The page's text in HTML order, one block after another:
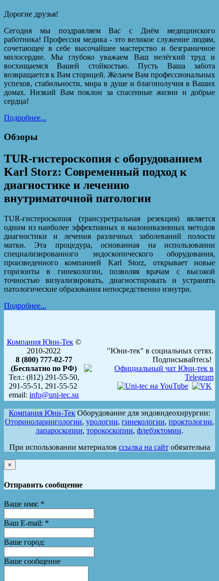
Дорогие друзья!
Сегодня мы поздравляем Вас с Днём медицинского
работника! Профессия медика - это великое служение людям,
сочетающее в себе высочайшее мастерство и безграничное
милосердие. Мы глубоко уважаем Ваш нелёгкий труд и
восхищаемся Вашей стойкостью. Пусть Ваша забота
возвращается к Вам сторицей. Желаем Вам профессиональных
успехов, стабильности, мира в душе и благополучия в Ваших
домах. Низкий Вам поклон за спасенные жизни и добрые
сердца!
Подробнее...
Обзоры
TUR-гистероскопия с оборудованием
Karl Storz: Современный подход к
диагностике и лечению
внутриматочной патологии
TUR-гистероскопия (трансуретральная резекция) является
одним из наиболее эффективных и малоинвазивных методов
диагностики и лечения различных заболеваний полости
матки. Эта процедура, основанная на использовании
специализированного эндоскопического оборудования,
произведенного компанией Karl Storz, открывает новые
горизонты в гинекологии, позволяя врачам с высокой
точностью визуализировать, диагностировать и устранять
патологические образования непосредственно изнутри.
Подробнее...
Компания Юни-Тек©
2010-2022
8 (800) 777-02-77
(Бесплатно по РФ)
Тел.: (812) 291-55-50,
291-55-51, 291-55-52
email: info@uni-tec.su
"Юни-тек" в социальных сетях.
Подписывайтесь!
Компания Юни-Тек Оборудование для эндовидеохирургии:
Оториноларингологии, урологии, гинекологии, проктологии,
лапароскопии, торокоскопии, флебэктомии.
При использовании материалов ссылка на сайтобязательна
×
Отправить сообщение
Ваше имя: *
Ваш E-mail: *
Ваше город:
Ваше сообщение